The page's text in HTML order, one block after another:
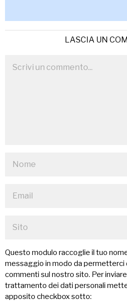
LASCIA UN
Questo modulo raccoglie il tuo
messaggio in modo da permetterci
commenti sul nostro sito. Per
trattamento dei dati personali
apposito checkbox sotto: